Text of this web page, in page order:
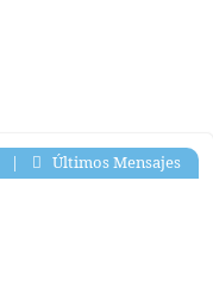
Últimos Mensajes